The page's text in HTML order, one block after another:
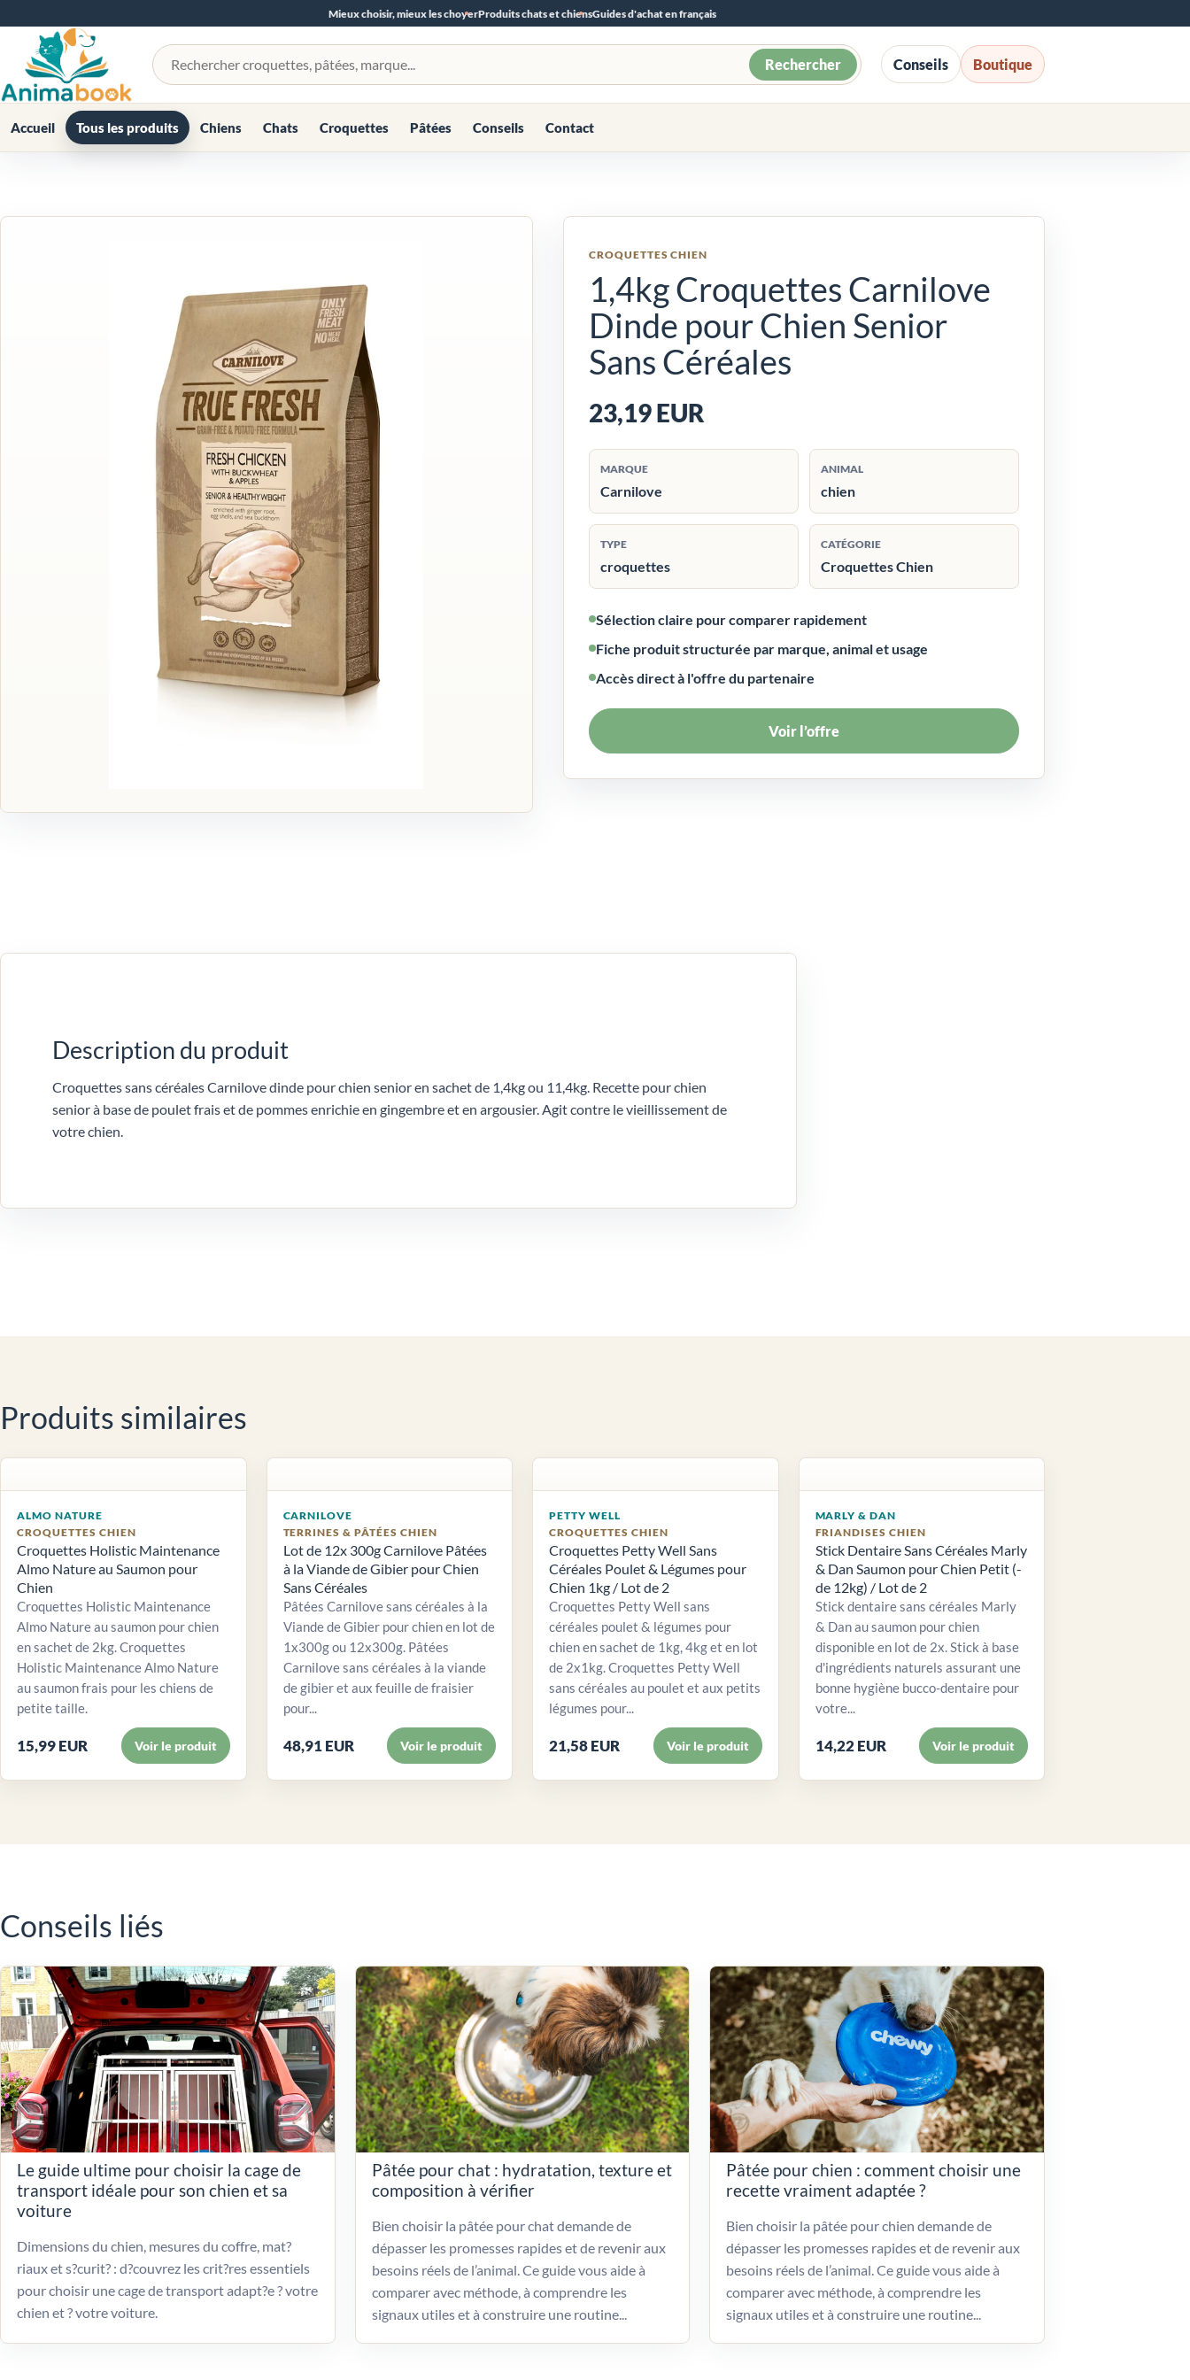
Mieux choisir, mieux les choyerProduits chats et chiensGuides d'achat en français
Rechercher un produit Rechercher Conseils Boutique
Accueil Tous les produits Chiens Chats Croquettes Pâtées Conseils Contact
CROQUETTES CHIEN
1,4kg Croquettes Carnilove
Dinde pour Chien Senior
Sans Céréales
23,19 EUR
MARQUE
Carnilove
ANIMAL
chien
TYPE
croquettes
CATÉGORIE
Croquettes Chien
Sélection claire pour comparer rapidement
Fiche produit structurée par marque, animal et usage
Accès direct à l'offre du partenaire
Voir l’offre
Description du produit
Croquettes sans céréales Carnilove dinde pour chien senior en sachet de 1,4kg ou 11,4kg. Recette pour chien
senior à base de poulet frais et de pommes enrichie en gingembre et en argousier. Agit contre le vieillissement de
votre chien.
Produits similaires
ALMO NATURE
CROQUETTES CHIEN
Croquettes Holistic Maintenance
Almo Nature au Saumon pour
Chien
Croquettes Holistic Maintenance
Almo Nature au saumon pour chien
en sachet de 2kg. Croquettes
Holistic Maintenance Almo Nature
au saumon frais pour les chiens de
petite taille.
15,99 EUR Voir le produit
CARNILOVE
TERRINES & PÂTÉES CHIEN
Lot de 12x 300g Carnilove Pâtées
à la Viande de Gibier pour Chien
Sans Céréales
Pâtées Carnilove sans céréales à la
Viande de Gibier pour chien en lot de
1x300g ou 12x300g. Pâtées
Carnilove sans céréales à la viande
de gibier et aux feuille de fraisier
pour...
48,91 EUR Voir le produit
PETTY WELL
CROQUETTES CHIEN
Croquettes Petty Well Sans
Céréales Poulet & Légumes pour
Chien 1kg / Lot de 2
Croquettes Petty Well sans
céréales poulet & légumes pour
chien en sachet de 1kg, 4kg et en lot
de 2x1kg. Croquettes Petty Well
sans céréales au poulet et aux petits
légumes pour...
21,58 EUR Voir le produit
MARLY & DAN
FRIANDISES CHIEN
Stick Dentaire Sans Céréales Marly
& Dan Saumon pour Chien Petit (-
de 12kg) / Lot de 2
Stick dentaire sans céréales Marly
& Dan au saumon pour chien
disponible en lot de 2x. Stick à base
d'ingrédients naturels assurant une
bonne hygiène bucco-dentaire pour
votre...
14,22 EUR Voir le produit
Conseils liés
Le guide ultime pour choisir la cage de
transport idéale pour son chien et sa
voiture
Dimensions du chien, mesures du coffre, mat?
riaux et s?curit? : d?couvrez les crit?res essentiels
pour choisir une cage de transport adapt?e ? votre
chien et ? votre voiture.
Pâtée pour chat : hydratation, texture et
composition à vérifier
Bien choisir la pâtée pour chat demande de
dépasser les promesses rapides et de revenir aux
besoins réels de l’animal. Ce guide vous aide à
comparer avec méthode, à comprendre les
signaux utiles et à construire une routine...
Pâtée pour chien : comment choisir une
recette vraiment adaptée ?
Bien choisir la pâtée pour chien demande de
dépasser les promesses rapides et de revenir aux
besoins réels de l’animal. Ce guide vous aide à
comparer avec méthode, à comprendre les
signaux utiles et à construire une routine...